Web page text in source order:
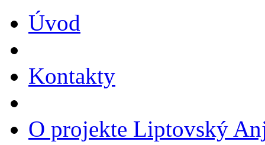
Úvod
Kontakty
O projekte Liptovský